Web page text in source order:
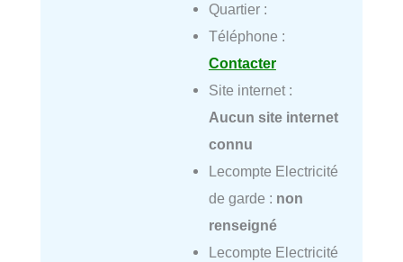
Quartier :
Téléphone :
Contacter
Site internet :
Aucun site internet
connu
Lecompte Electricité
de garde : non
renseigné
Lecompte Electricité